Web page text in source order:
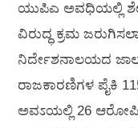
ಯುಪಿಎ ಅವಧಿಯಲ್ಲಿ
ವಿರುದ್ಧ ಕ್ರಮ
ನಿರ್ದೇಶನಾಲಯದ
ರಾಜಕಾರಣಿಗಳ ಪೈಕಿ
ಅವಽಯಲ್ಲಿ 26